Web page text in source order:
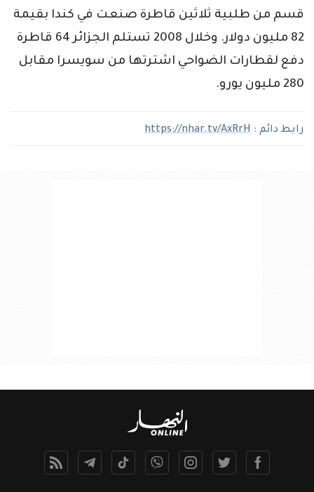
قسم من طلبية ثلاثين قاطرة صنعت في كندا بقيمة
82 مليون دولار. وخلال 2008 تستلم الجزائر 64 قاطرة
دفع لقطارات الضواحي اشترتها من سويسرا مقابل
280 مليون يورو.
رابط دائم : https://nhar.tv/AxRrH